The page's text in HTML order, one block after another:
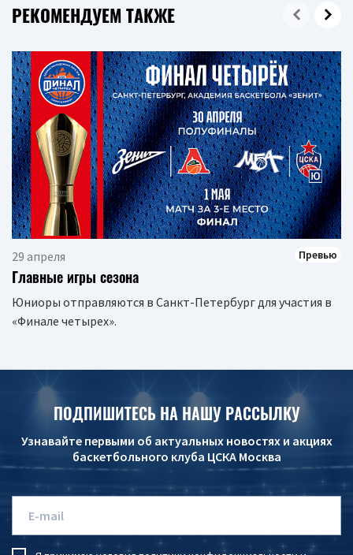
РЕКОМЕНДУЕМ ТАКЖЕ
29 апреля Превью
Главные игры сезона
Юниоры отправляются в Санкт-Петербург для участия в
«Финале четырех».
ПОДПИШИТЕСЬ НА НАШУ РАССЫЛКУ
Узнавайте первыми об актуальных новостях и акциях
баскетбольного клуба ЦСКА Москва